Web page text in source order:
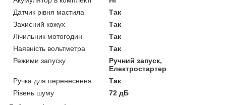
Датчик рівня мастила
Так
Захисний кожух
Так
Лічильник мотогодин
Так
Наявність вольтметра
Так
Режими запуску
Ручний запуск,
Електростартер
Ручка для перенесення
Так
Рівень шуму
72 дБ